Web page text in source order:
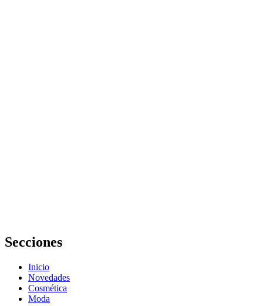
Secciones
Inicio
Novedades
Cosmética
Moda